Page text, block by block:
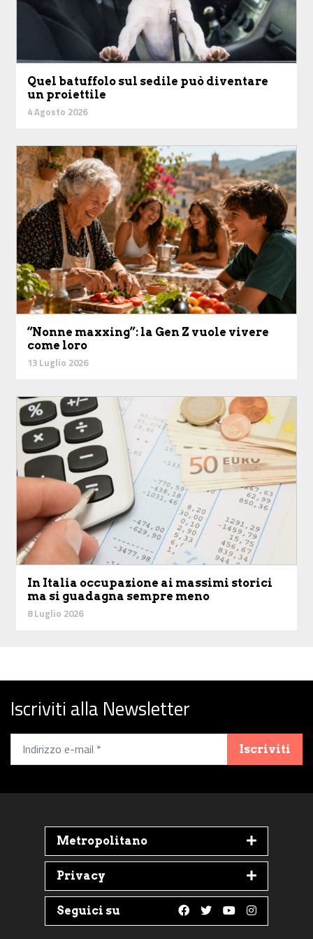
Quel batuffolo sul sedile può diventare
un proiettile
4 Agosto 2026
“Nonne maxxing”: la Gen Z vuole vivere
come loro
13 Luglio 2026
In Italia occupazione ai massimi storici
ma si guadagna sempre meno
8 Luglio 2026
Iscriviti alla Newsletter
Iscriviti
Metropolitano
Privacy
Seguici su
Follow us on
Follow us on
Follow us on
Follow us